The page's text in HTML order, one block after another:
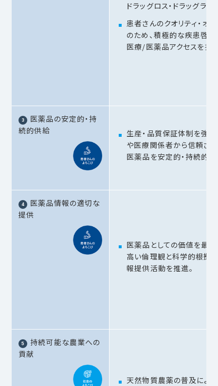
ドラッグロス・ドラッグラ
患者さんのクオリティ・オ
のため、積極的な疾患啓
医療/医薬品アクセスを拡
医薬品の安定的・持
続的供給
生産・品質保証体制を強化
や医療関係者から信頼さ
医薬品を安定的・持続的に
医薬品情報の適切な
提供
医薬品としての価値を最大
高い倫理観と科学的根拠
報提供活動を推進。
持続可能な農業への
貢献
天然物質農薬の普及により